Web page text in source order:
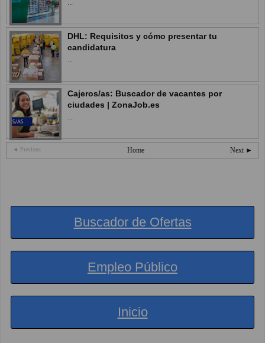
DHL: Requisitos y cómo presentar tu
candidatura
Cajeros/as: Buscador de vacantes por
ciudades | ZonaJob.es
◄ Previous Next ►
Home
Buscador de Ofertas
Empleo Público
Inicio